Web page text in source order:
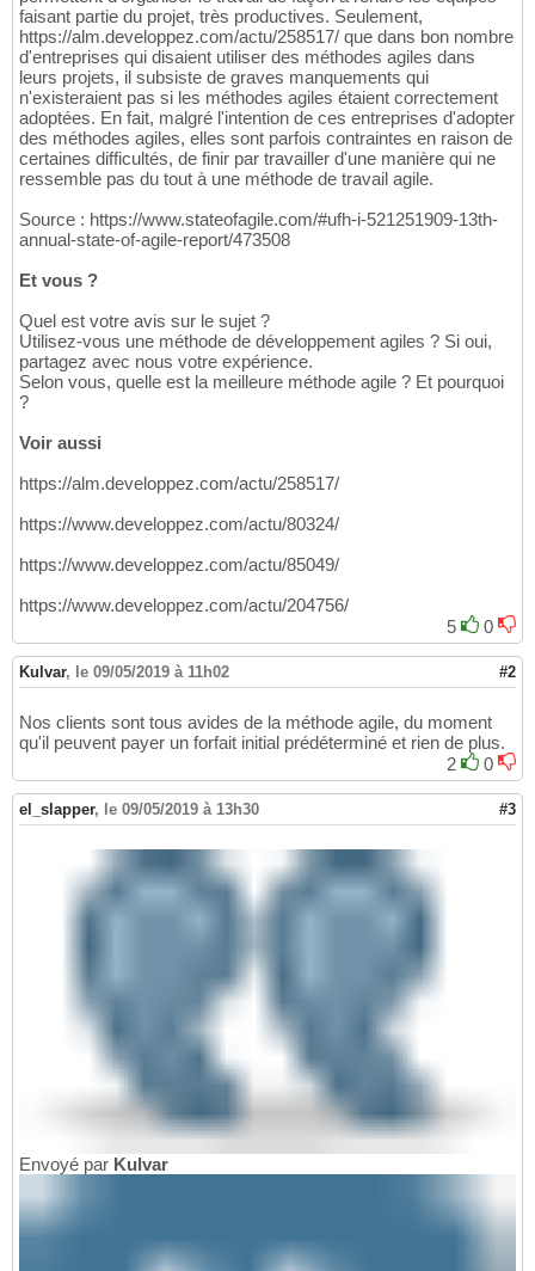
faisant partie du projet, très productives. Seulement,
https://alm.developpez.com/actu/258517/ que dans bon nombre
d'entreprises qui disaient utiliser des méthodes agiles dans
leurs projets, il subsiste de graves manquements qui
n'existeraient pas si les méthodes agiles étaient correctement
adoptées. En fait, malgré l'intention de ces entreprises d'adopter
des méthodes agiles, elles sont parfois contraintes en raison de
certaines difficultés, de finir par travailler d'une manière qui ne
ressemble pas du tout à une méthode de travail agile.
Source : https://www.stateofagile.com/#ufh-i-521251909-13th-
annual-state-of-agile-report/473508
Et vous ?
Quel est votre avis sur le sujet ?
Utilisez-vous une méthode de développement agiles ? Si oui,
partagez avec nous votre expérience.
Selon vous, quelle est la meilleure méthode agile ? Et pourquoi
?
Voir aussi
https://alm.developpez.com/actu/258517/
https://www.developpez.com/actu/80324/
https://www.developpez.com/actu/85049/
https://www.developpez.com/actu/204756/
5
0
Kulvar, le 09/05/2019 à 11h02 #2
Nos clients sont tous avides de la méthode agile, du moment
qu'il peuvent payer un forfait initial prédéterminé et rien de plus.
2
0
el_slapper, le 09/05/2019 à 13h30 #3
Envoyé par Kulvar